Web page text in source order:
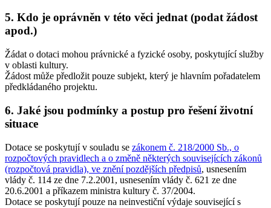
5. Kdo je oprávněn v této věci jednat (podat žádost
apod.)
Žádat o dotaci mohou právnické a fyzické osoby, poskytující služby
v oblasti kultury.
Žádost může předložit pouze subjekt, který je hlavním pořadatelem
předkládaného projektu.
6. Jaké jsou podmínky a postup pro řešení životní
situace
Dotace se poskytují v souladu se zákonem č. 218/2000 Sb., o
rozpočtových pravidlech a o změně některých souvisejících zákonů
(rozpočtová pravidla), ve znění pozdějších předpisů, usnesením
vlády č. 114 ze dne 7.2.2001, usnesením vlády č. 621 ze dne
20.6.2001 a příkazem ministra kultury č. 37/2004.
Dotace se poskytují pouze na neinvestiční výdaje související s